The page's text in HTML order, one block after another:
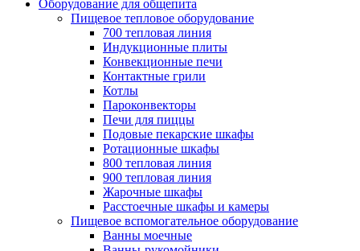
Оборудование для общепита
Пищевое тепловое оборудование
700 тепловая линия
Индукционные плиты
Конвекционные печи
Контактные грили
Котлы
Пароконвекторы
Печи для пиццы
Подовые пекарские шкафы
Ротационные шкафы
800 тепловая линия
900 тепловая линия
Жарочные шкафы
Расстоечные шкафы и камеры
Пищевое вспомогательное оборудование
Ванны моечные